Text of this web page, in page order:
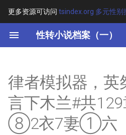
更多资源可访问 tsindex.org 多元性别
性转小说档案（一）
键
开
始
搜
其他信息 [Processed Page
Metadata]
正文
律者模拟器，英
言下木兰#共
⑧2衣7妻①六